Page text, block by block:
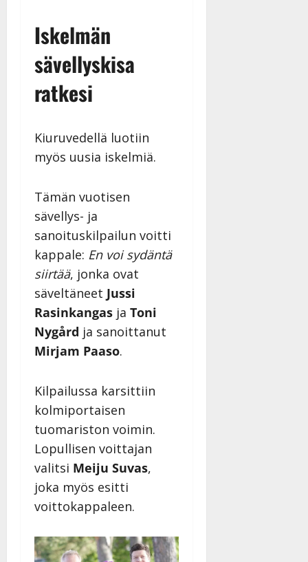
Iskelmän
sävellyskisa
ratkesi
Kiuruvedellä luotiin
myös uusia iskelmiä.
Tämän vuotisen
sävellys- ja
sanoituskilpailun voitti
kappale: En voi sydäntä
siirtää, jonka ovat
säveltäneet Jussi
Rasinkangas ja Toni
Nygård ja sanoittanut
Mirjam Paaso.
Kilpailussa karsittiin
kolmiportaisen
tuomariston voimin.
Lopullisen voittajan
valitsi Meiju Suvas,
joka myös esitti
voittokappaleen.